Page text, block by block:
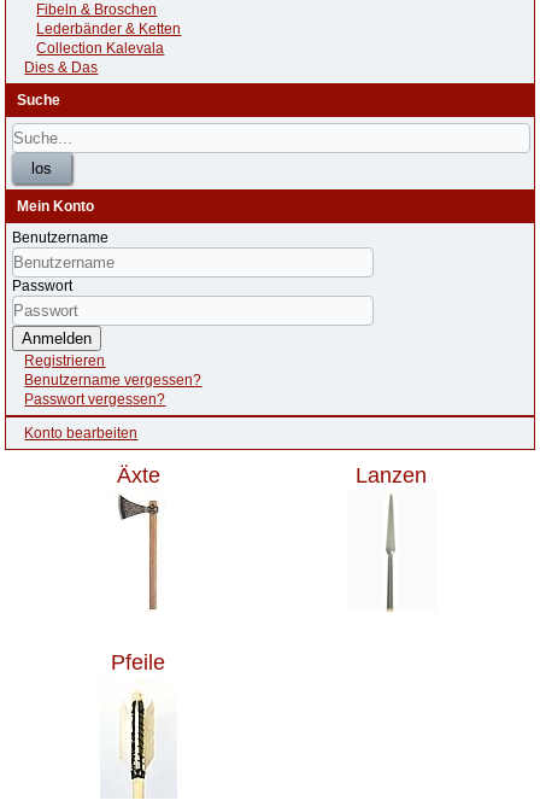
Fibeln & Broschen
Lederbänder & Ketten
Collection Kalevala
Dies & Das
Suche
Mein Konto
Benutzername
Passwort
Anmelden
Registrieren
Benutzername vergessen?
Passwort vergessen?
Konto bearbeiten
Äxte Lanzen
Pfeile